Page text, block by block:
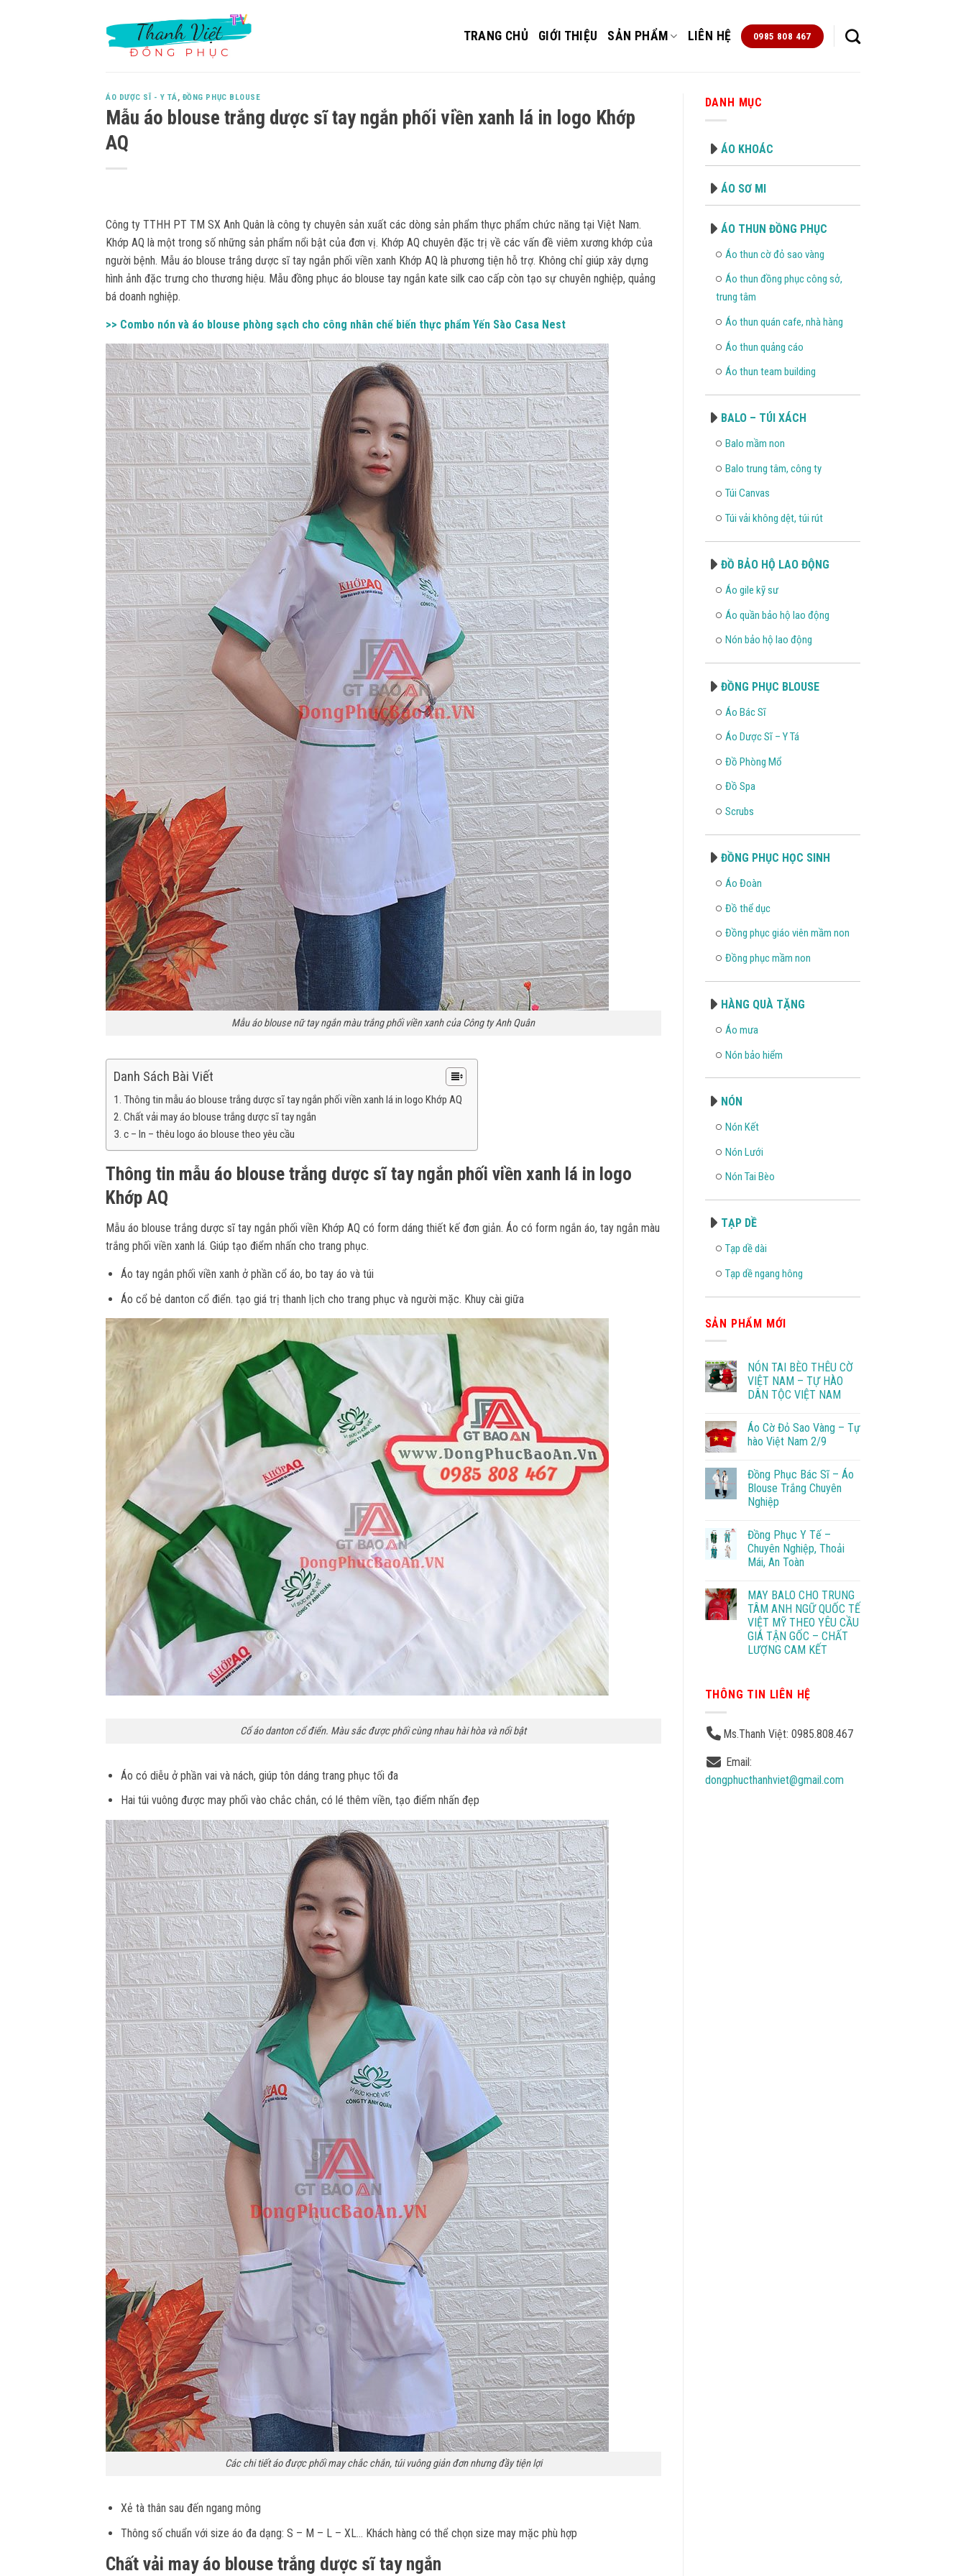
TRANG CHỦ GIỚI THIỆU SẢN PHẨM LIÊN HỆ 0985 808 467
ÁO DƯỢC SĨ - Y TÁ, ĐỒNG PHỤC BLOUSE
Mẫu áo blouse trắng dược sĩ tay ngắn phối viền xanh lá in logo Khớp
AQ
Công ty TTHH PT TM SX Anh Quân là công ty chuyên sản xuất các dòng sản phẩm thực phẩm chức năng tại Việt Nam.
Khớp AQ là một trong số những sản phẩm nổi bật của đơn vị. Khớp AQ chuyên đặc trị về các vấn đề viêm xương khớp của
người bệnh. Mẫu áo blouse trắng dược sĩ tay ngắn phối viền xanh Khớp AQ là phương tiện hỗ trợ. Không chỉ giúp xây dựng
hình ảnh đặc trưng cho thương hiệu. Mẫu đồng phục áo blouse tay ngắn kate silk cao cấp còn tạo sự chuyên nghiệp, quảng
bá doanh nghiệp.
>> Combo nón và áo blouse phòng sạch cho công nhân chế biến thực phẩm Yến Sào Casa Nest
Mẫu áo blouse nữ tay ngắn màu trắng phối viền xanh của Công ty Anh Quân
Danh Sách Bài Viết
Thông tin mẫu áo blouse trắng dược sĩ tay ngắn phối viền xanh lá in logo Khớp AQ
Chất vải may áo blouse trắng dược sĩ tay ngắn
c – In – thêu logo áo blouse theo yêu cầu
Thông tin mẫu áo blouse trắng dược sĩ tay ngắn phối viền xanh lá in logo
Khớp AQ
Mẫu áo blouse trắng dược sĩ tay ngắn phối viền Khớp AQ có form dáng thiết kế đơn giản. Áo có form ngắn áo, tay ngắn màu
trắng phối viền xanh lá. Giúp tạo điểm nhấn cho trang phục.
Áo tay ngắn phối viền xanh ở phần cổ áo, bo tay áo và túi
Áo cổ bẻ danton cổ điển. tạo giá trị thanh lịch cho trang phục và người mặc. Khuy cài giữa
Cổ áo danton cổ điển. Màu sắc được phối cùng nhau hài hòa và nổi bật
Áo có diễu ở phần vai và nách, giúp tôn dáng trang phục tối đa
Hai túi vuông được may phối vào chắc chắn, có lé thêm viền, tạo điểm nhấn đẹp
Các chi tiết áo được phối may chắc chắn, túi vuông giản đơn nhưng đầy tiện lợi
Xẻ tà thân sau đến ngang mông
Thông số chuẩn với size áo đa dạng: S – M – L – XL… Khách hàng có thể chọn size may mặc phù hợp
Chất vải may áo blouse trắng dược sĩ tay ngắn
DANH MỤC
ÁO KHOÁC
ÁO SƠ MI
ÁO THUN ĐỒNG PHỤC
Áo thun cờ đỏ sao vàng
Áo thun đồng phục công sở,
trung tâm
Áo thun quán cafe, nhà hàng
Áo thun quảng cáo
Áo thun team building
BALO – TÚI XÁCH
Balo mầm non
Balo trung tâm, công ty
Túi Canvas
Túi vải không dệt, túi rút
ĐỒ BẢO HỘ LAO ĐỘNG
Áo gile kỹ sư
Áo quần bảo hộ lao động
Nón bảo hộ lao động
ĐỒNG PHỤC BLOUSE
Áo Bác Sĩ
Áo Dược Sĩ – Y Tá
Đồ Phòng Mổ
Đồ Spa
Scrubs
ĐỒNG PHỤC HỌC SINH
Áo Đoàn
Đồ thể dục
Đồng phục giáo viên mầm non
Đồng phục mầm non
HÀNG QUÀ TẶNG
Áo mưa
Nón bảo hiểm
NÓN
Nón Kết
Nón Lưới
Nón Tai Bèo
TẠP DỀ
Tạp dề dài
Tạp dề ngang hông
SẢN PHẨM MỚI
NÓN TAI BÈO THÊU CỜ
VIỆT NAM – TỰ HÀO
DÂN TỘC VIỆT NAM
Áo Cờ Đỏ Sao Vàng – Tự
hào Việt Nam 2/9
Đồng Phục Bác Sĩ – Áo
Blouse Trắng Chuyên
Nghiệp
Đồng Phục Y Tế –
Chuyên Nghiệp, Thoải
Mái, An Toàn
MAY BALO CHO TRUNG
TÂM ANH NGỮ QUỐC TẾ
VIỆT MỸ THEO YÊU CẦU
GIÁ TẬN GỐC – CHẤT
LƯỢNG CAM KẾT
THÔNG TIN LIÊN HỆ
Ms.Thanh Việt: 0985.808.467
Email:
dongphucthanhviet@gmail.com